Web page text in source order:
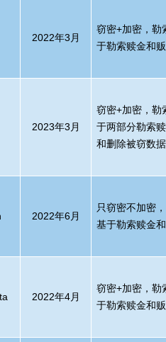
2022年3 月
窃密+加密，勒
于勒索赎金和
2023年3 月
窃密+加密，勒
于两部分勒索
和删除被窃数
2022年6月
只窃密不加密
基于勒索赎金
2022年4月
窃密+加密，勒
于勒索赎金和